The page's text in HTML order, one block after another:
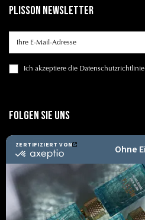
Plisson Newsletter
Ich akzeptiere die Datenschutzrichtlinie
Folgen Sie uns
Sicheres Bezahlen